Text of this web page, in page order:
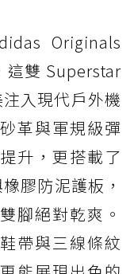
14 GTX：搭
方位防水神鞋
GORE-TEX：潮
街頭顏值一次攻
Evo GTX：越野
增高神器一次滿
Access：
健走鞋雨天必備
Originals
這雙 Superstar
入現代戶外機
革與軍規級彈
升，更搭載了
膠防泥護板，
腳絕對乾爽。
帶與三線條紋